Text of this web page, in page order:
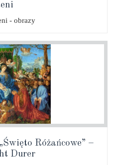
- obrazy
Różańcowe” –
Durer